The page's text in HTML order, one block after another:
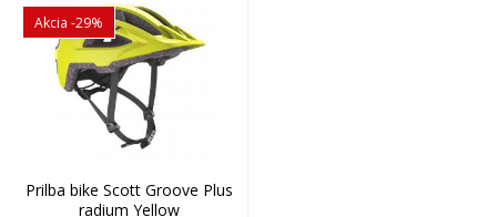
Akcia -29%
Prilba bike Scott Groove Plus
radium Yellow